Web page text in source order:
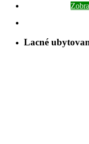
Lacné